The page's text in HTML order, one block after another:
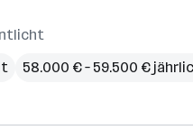
58.000 € – 59.500 €